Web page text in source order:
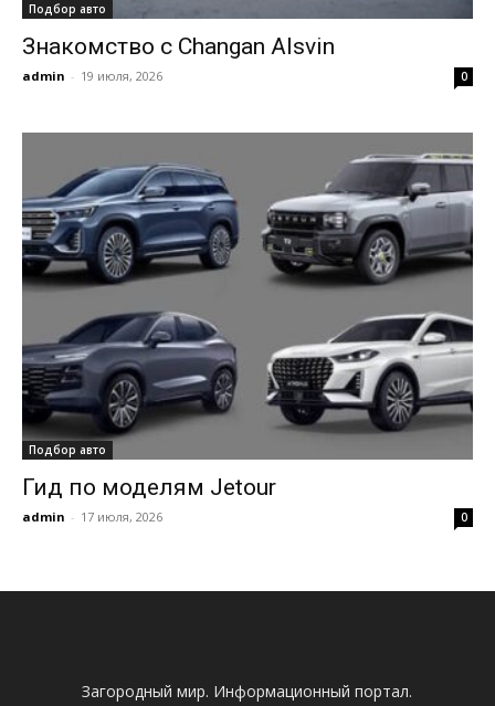
Подбор авто
Знакомство с Changan Alsvin
admin - 19 июля, 2026 0
Подбор авто
Гид по моделям Jetour
admin - 17 июля, 2026 0
Загородный мир. Информационный портал.